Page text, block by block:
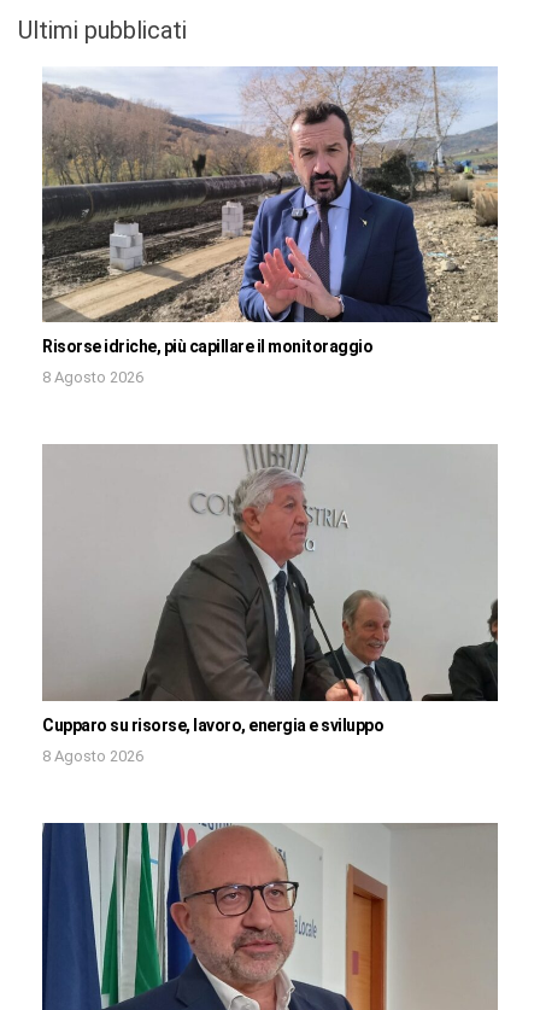
Ultimi pubblicati
Risorse idriche, più capillare il monitoraggio
8 Agosto 2026
Cupparo su risorse, lavoro, energia e sviluppo
8 Agosto 2026